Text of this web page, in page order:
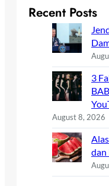
Recent Posts
3
August 8, 2026
dan